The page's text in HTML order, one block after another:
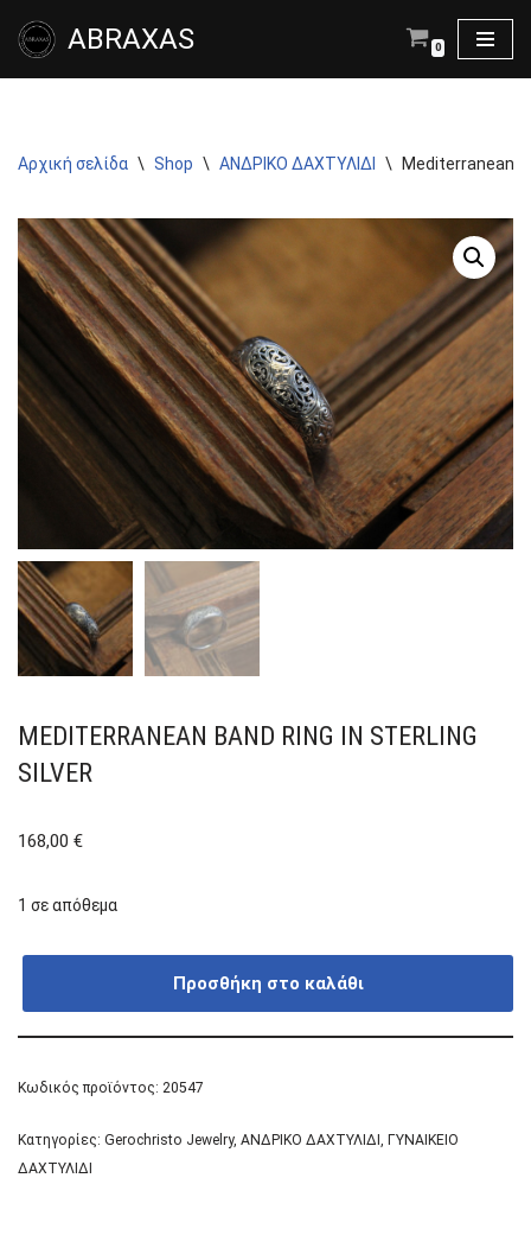
Μεταπηδήστε
ABRAXAS 0
Αρχική σελίδα \ Shop \ ΑΝΔΡΙΚΟ ΔΑΧΤΥΛΙΔΙ \ Mediterranean
MEDITERRANEAN BAND RING IN STERLING
SILVER
168,00 €
1 σε απόθεμα
Προσθήκη στο καλάθι
Κωδικός προϊόντος: 20547
Κατηγορίες: Gerochristo Jewelry, ΑΝΔΡΙΚΟ ΔΑΧΤΥΛΙΔΙ ΓΥΝΑΙΚΕΙΟ
ΔΑΧΤΥΛΙΔΙ